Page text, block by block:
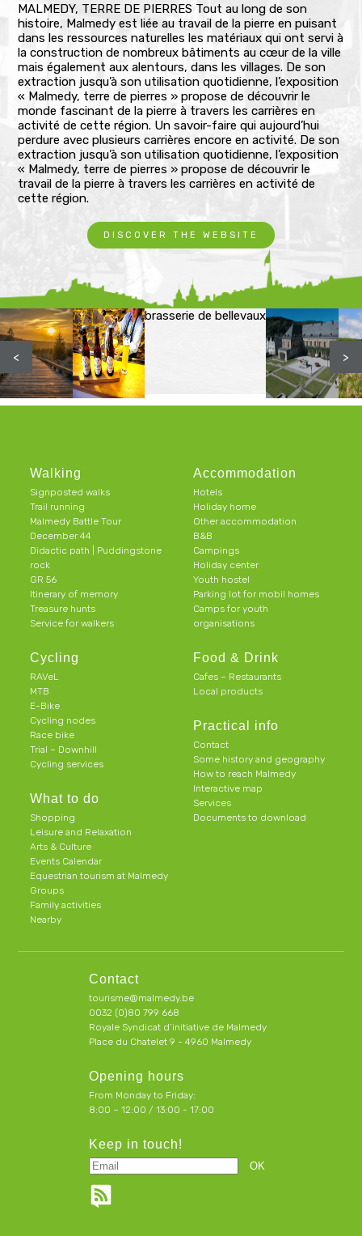
MALMEDY, TERRE DE PIERRES Tout au long de son
histoire, Malmedy est liée au travail de la pierre en puisant
dans les ressources naturelles les matériaux qui ont servi à
la construction de nombreux bâtiments au cœur de la ville
mais également aux alentours, dans les villages. De son
extraction jusqu’à son utilisation quotidienne, l’exposition
« Malmedy, terre de pierres » propose de découvrir le
monde fascinant de la pierre à travers les carrières en
activité de cette région. Un savoir-faire qui aujourd’hui
perdure avec plusieurs carrières encore en activité. De son
extraction jusqu’à son utilisation quotidienne, l’exposition
« Malmedy, terre de pierres » propose de découvrir le
travail de la pierre à travers les carrières en activité de
cette région.
DISCOVER THE WEBSITE
brasserie de bellevaux
< >
Walking
Signposted walks
Trail running
Malmedy Battle Tour
December 44
Didactic path | Puddingstone
rock
GR 56
Itinerary of memory
Treasure hunts
Service for walkers
Cycling
RAVeL
MTB
E-Bike
Cycling nodes
Race bike
Trial – Downhill
Cycling services
What to do
Shopping
Leisure and Relaxation
Arts & Culture
Events Calendar
Equestrian tourism at Malmedy
Groups
Family activities
Nearby
Accommodation
Hotels
Holiday home
Other accommodation
B&B
Campings
Holiday center
Youth hostel
Parking lot for mobil homes
Camps for youth
organisations
Food & Drink
Cafes – Restaurants
Local products
Practical info
Contact
Some history and geography
How to reach Malmedy
Interactive map
Services
Documents to download
Contact
tourisme@malmedy.be
0032 (0)80 799 668
Royale Syndicat d’initiative de Malmedy
Place du Chatelet 9 - 4960 Malmedy
Opening hours
From Monday to Friday:
8:00 – 12:00 / 13:00 - 17:00
Keep in touch!